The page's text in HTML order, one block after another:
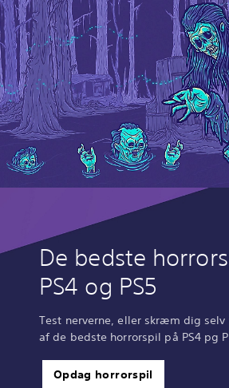
De bedste
PS4 og PS5
Test nerverne, eller skræm dig
af de bedste horrorspil på PS4 pg
Opdag horrorspil